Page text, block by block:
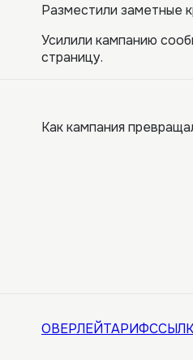
Разместили заметные
Усилили кампанию
страницу.
Как кампания
ОВЕРЛЕЙТАРИФ